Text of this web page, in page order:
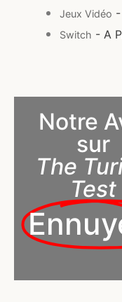
Jeux Vidéo
Switch - A
Notre
sur
The
Test